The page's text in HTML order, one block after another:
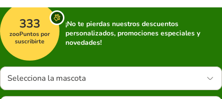
333
zooPuntos por
suscribirte
¡No te pierdas nuestros descuentos
personalizados, promociones especiales y
novedades!
Selecciona la mascota